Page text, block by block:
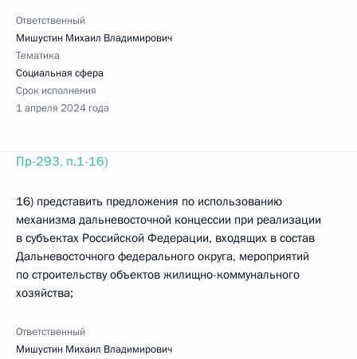
Ответственный
Мишустин Михаил Владимирович
Тематика
Социальная сфера
Срок исполнения
1 апреля 2024 года
Пр-293, п.1-16)
16) представить предложения по использованию
механизма дальневосточной концессии при реализации
в субъектах Российской Федерации, входящих в состав
Дальневосточного федерального округа, мероприятий
по строительству объектов жилищно-коммунального
хозяйства;
Ответственный
Мишустин Михаил Владимирович